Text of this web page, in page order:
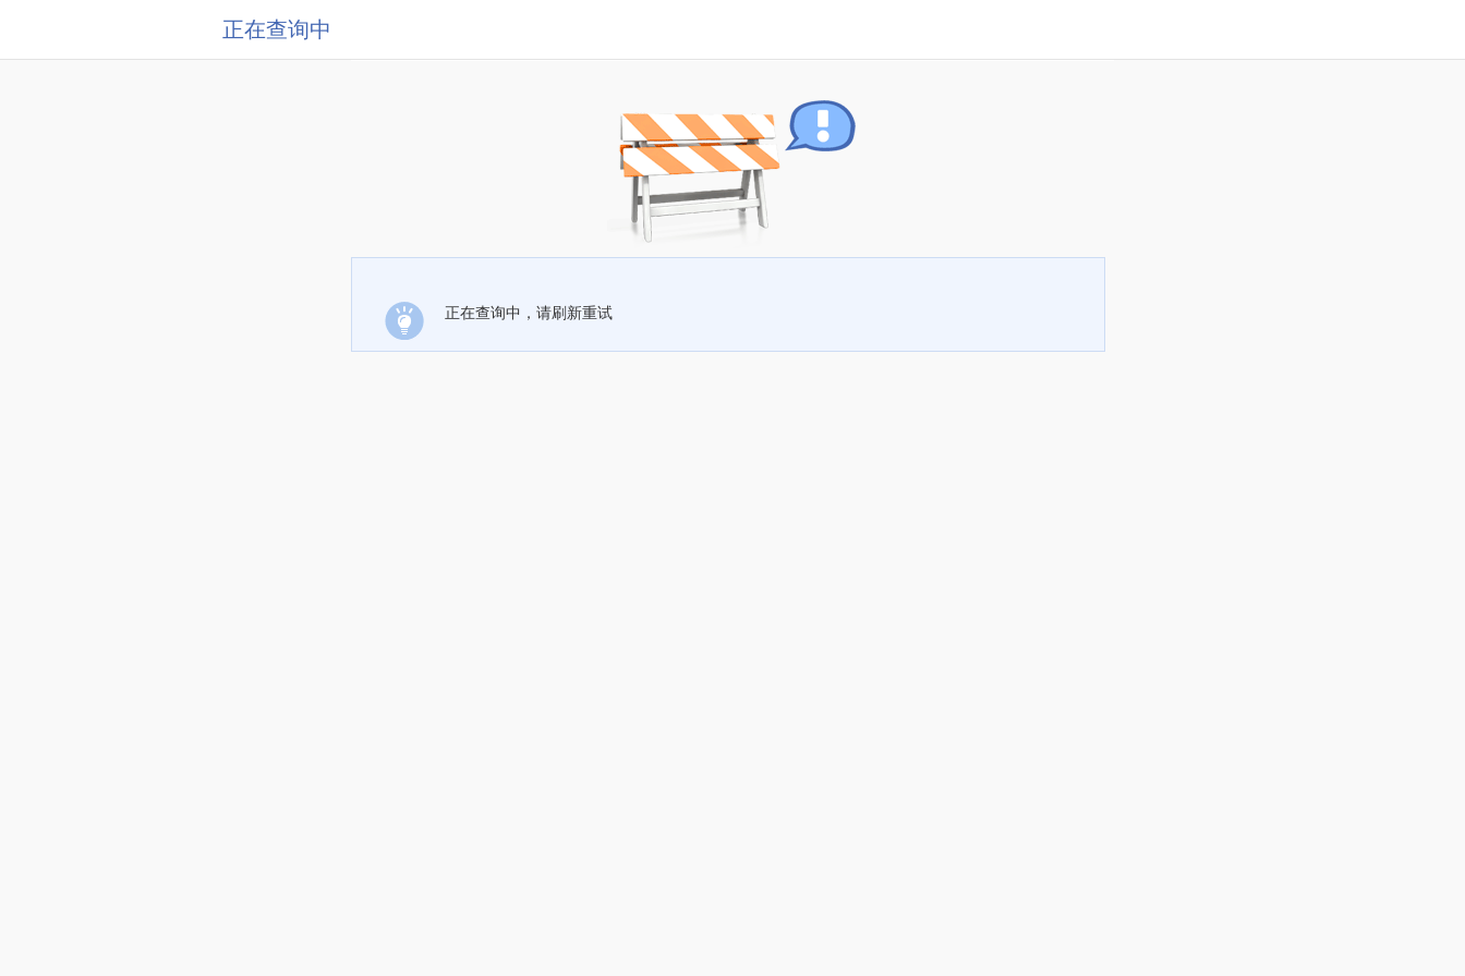
正在查询中
正在查询中，请刷新重试